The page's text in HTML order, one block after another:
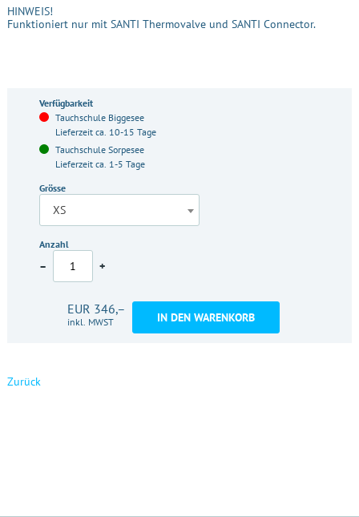
HINWEIS!
Funktioniert nur mit SANTI Thermovalve und SANTI Connector.
Verfügbarkeit
Tauchschule Biggesee
Lieferzeit ca. 10-15 Tage
Tauchschule Sorpesee
Lieferzeit ca. 1-5 Tage
Grösse
XS
Anzahl
– +
EUR 346,–
inkl. MWST IN DEN WARENKORB
Zurück